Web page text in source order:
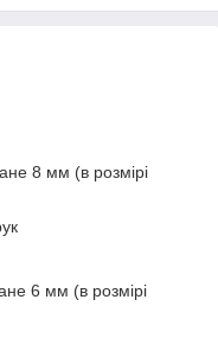
8 мм (в розмірі
6 мм (в розмірі